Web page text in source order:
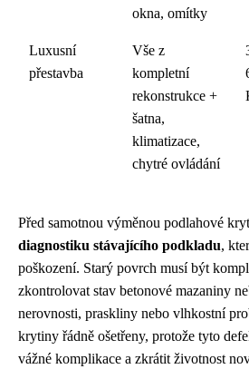
okna, omítky
Luxusní
přestavba
Vše z
kompletní
rekonstrukce +
šatna,
klimatizace,
chytré ovládání
Před samotnou výměnou podlahové
diagnostiku stávajícího podkladu,
poškození. Starý povrch musí být
zkontrolovat stav betonové mazaniny
nerovnosti, praskliny nebo vlhkostní
krytiny řádně ošetřeny, protože tyto
vážné komplikace a zkrátit životnost